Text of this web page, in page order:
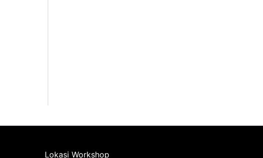
Lokasi Workshop